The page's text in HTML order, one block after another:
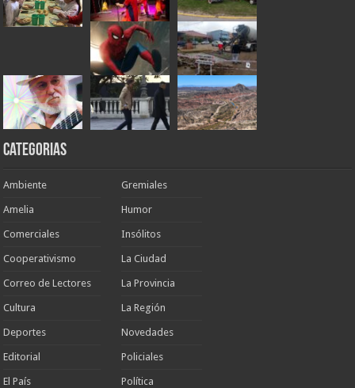
Categorias
Ambiente
Amelia
Comerciales
Cooperativismo
Correo de Lectores
Cultura
Deportes
Editorial
El País
Gremiales
Humor
Insólitos
La Ciudad
La Provincia
La Región
Novedades
Policiales
Política